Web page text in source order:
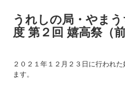
うれしの局・やま
度 第２回 嬉高祭（前
２０２１年１２月２３日に行われ
ます。